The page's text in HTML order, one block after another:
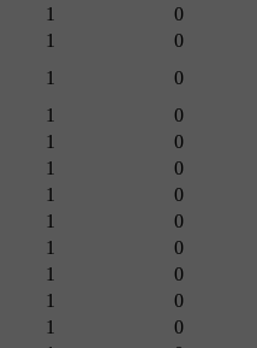
1
0
1
0
1
0
1
0
1
0
1
0
1
0
1
0
1
0
1
0
1
0
1
0